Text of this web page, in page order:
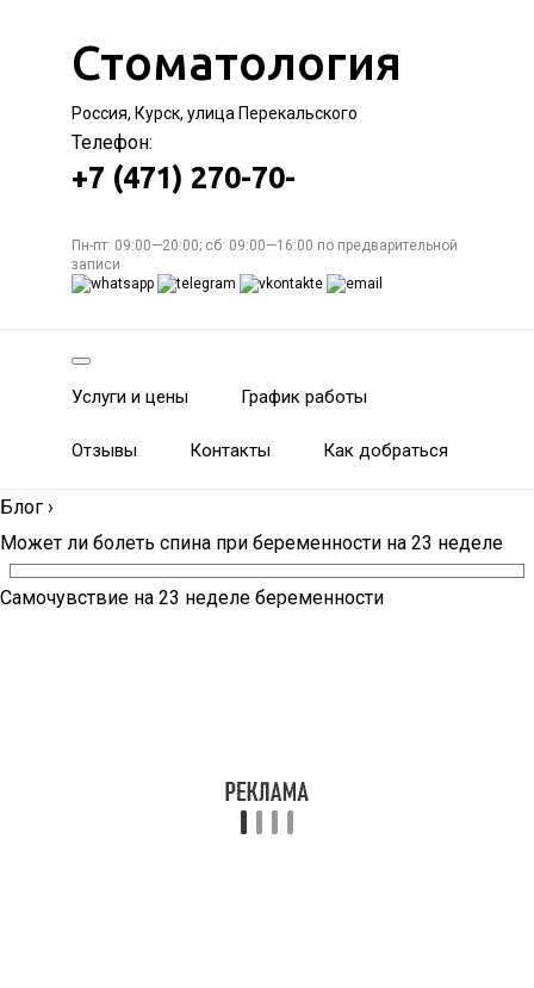
Стоматология
Россия, Курск, улица Перекальского
Телефон:
+7 (471) 270-70-
Пн-пт: 09:00—20:00; сб: 09:00—16:00 по предварительной
записи
Услуги и цены График работы
Отзывы Контакты Как добраться
Блог ›
Может ли болеть спина при беременности на 23 неделе
Самочувствие на 23 неделе беременности